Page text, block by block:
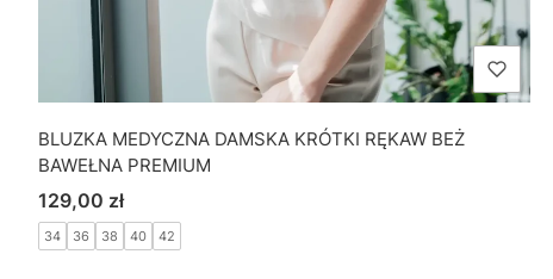
BLUZKA MEDYCZNA DAMSKA KRÓTKI RĘKAW BEŻ
BAWEŁNA PREMIUM
Cena
129,00 zł
34 36 38 40 42